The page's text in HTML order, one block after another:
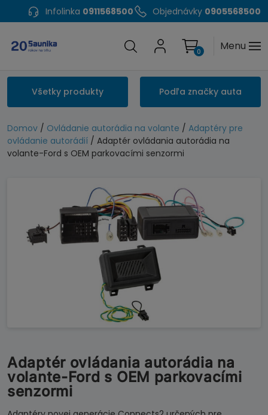
Infolinka 0911568500 Objednávky 0905568500
Menu
0
Všetky produkty Podľa značky auta
Domov / Ovládanie autorádia na volante / Adaptéry pre
ovládanie autorádií / Adaptér ovládania autorádia na
volante-Ford s OEM parkovacími senzormi
Adaptér ovládania autorádia na
volante-Ford s OEM parkovacími
senzormi